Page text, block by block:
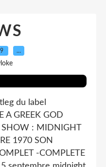
…
du label
A GREEK GOD
: MIDNIGHT
1970 SON
-COMPLETE